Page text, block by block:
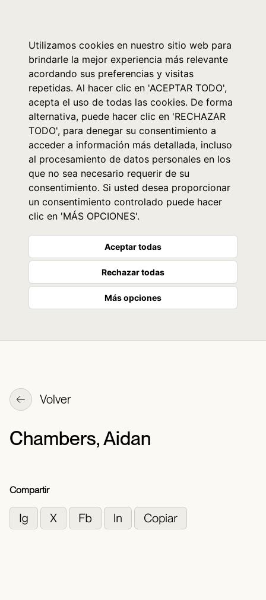
Utilizamos cookies en nuestro sitio web para
brindarle la mejor experiencia más relevante
acordando sus preferencias y visitas
repetidas. Al hacer clic en 'ACEPTAR TODO',
acepta el uso de todas las cookies. De forma
alternativa, puede hacer clic en 'RECHAZAR
TODO', para denegar su consentimiento a
acceder a información más detallada, incluso
al procesamiento de datos personales en los
que no sea necesario requerir de su
consentimiento. Si usted desea proporcionar
un consentimiento controlado puede hacer
clic en 'MÁS OPCIONES'.
Aceptar todas
Rechazar todas
Más opciones
Volver
Chambers, Aidan
Compartir